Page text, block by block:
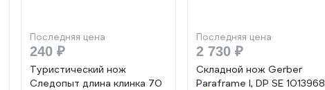
Последняя цена
240 ₽
Туристический нож
Следопыт длина клинка 70
Последняя цена
2 730 ₽
Складной нож Gerber
Paraframe I, DP SE 1013968